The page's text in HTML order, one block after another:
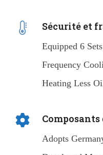
Sécurité et
Equipped 6
Frequency
Heating Less
Adopts